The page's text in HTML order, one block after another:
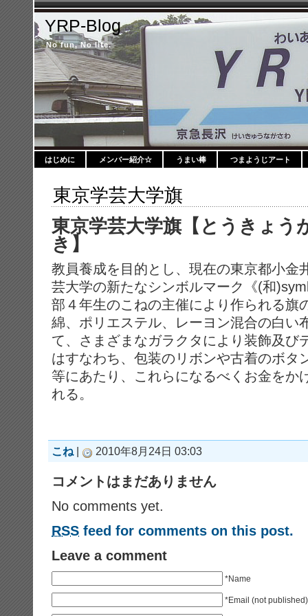
YRP-Blog
No fun, No life.
はじめに メンバー紹介☆ うまい棒 つまようじアート
東京学芸大学旗
東京学芸大学旗【とうきょう
き】
教員養成を目的とし、現在の東京都小金
芸大学の新たなシンボルマーク《(和
部４年生のこねの主催により作られる旗
綿、ポリエステル、レーヨン混合の白い
て、さまざまなガラクタにより装飾及び
はすなわち、包装のリボンや古着のボタ
等にあたり、これらになるべくお金をか
れる。
こね 2010年8月24日 03:03
コメントはまだありません
No comments yet.
RSS feed for comments on this post.
Leave a comment
*Name
*Email (not published)